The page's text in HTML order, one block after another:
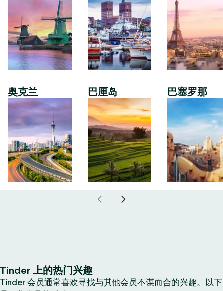
奥克兰 巴厘岛 巴塞罗那
Tinder 上的热门兴趣
Tinder 会员通常喜欢寻找与其他会员不谋而合的兴趣。以下